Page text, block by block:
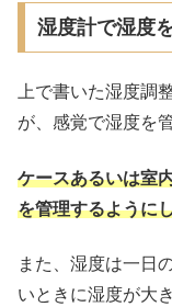
湿度計で湿度
上で書いた湿度調
が、感覚で湿度を
ケースあるいは室
を管理するように
また、湿度は一日
いときに湿度が大